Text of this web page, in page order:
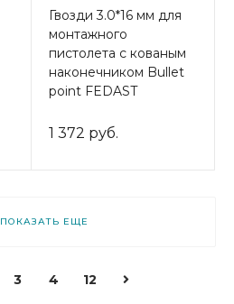
Гвозди 3.0*16 мм для
монтажного
пистолета с кованым
наконечником Bullet
point FEDAST
1 372 руб.
ПОКАЗАТЬ ЕЩЕ
3 4 12